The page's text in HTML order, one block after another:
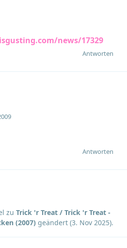
news/17329
Antworten
Antworten
zu Trick 'r Treat / Trick 'r Treat -
(2007) geändert (3. Nov 2025).